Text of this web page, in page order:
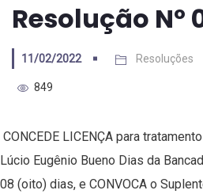
Resolução Nº
11/02/2022 Resoluções
849
CONCEDE LICENÇA para
Lúcio Eugênio Bueno Dias da
08 (oito) dias, e CONVOCA o